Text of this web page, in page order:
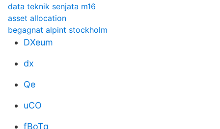
data teknik senjata m16
asset allocation
begagnat alpint stockholm
DXeum
dx
Qe
uCO
fBoTq